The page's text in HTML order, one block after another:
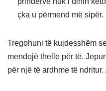
çka u përmend më sipër.
Tregohuni të kujdesshëm
mendojë thelle për të.
për një të ardhme të